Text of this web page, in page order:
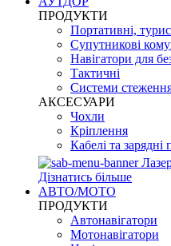
ПРОДУКТИ
Портативні,
Супутникові
Навігатори для
Тактичні
Системи
АКСЕСУАРИ
Чохли
Кріплення
Кабелі та зарядні
Дізнатись більше
АВТО/МОТО
ПРОДУКТИ
Автонавігатори
Мотонавігатори